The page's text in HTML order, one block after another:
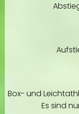
Box- und
Es sind